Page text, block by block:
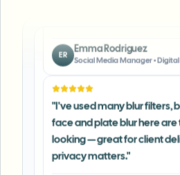
"I've used many blur filters,
face and plate blur here are
looking — great for client
privacy matters."
Lisa Thompson